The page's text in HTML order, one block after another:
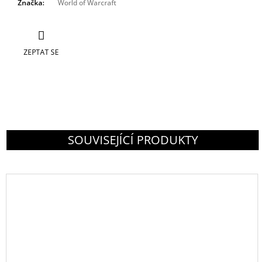
Značka: World of Warcraft
ZEPTAT SE
SOUVISEJÍCÍ PRODUKTY